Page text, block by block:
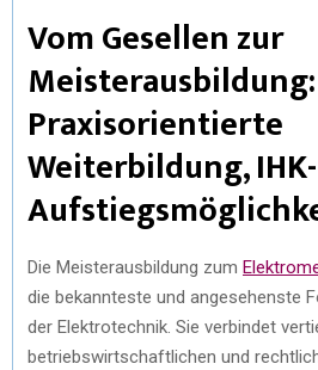
Vom Gesellen zur
Meisterausbildung:
Praxisorientierte
Weiterbildung,
Die Meisterausbildung zum
die bekannteste und angesehenste
der Elektrotechnik. Sie verbindet
betriebswirtschaftlichen und